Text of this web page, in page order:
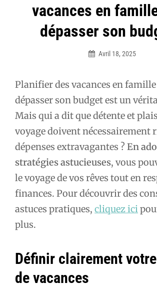
vacances en
dépasser son
Avril 18, 2025
Planifier des vacances en famille
dépasser son budget est un
Mais qui a dit que détente et
voyage doivent nécessairement
dépenses extravagantes ? En
stratégies astucieuses, vous
le voyage de vos rêves tout en
finances. Pour découvrir des
astuces pratiques, cliquez ici
plus.
Définir clairement
de vacances
l’article